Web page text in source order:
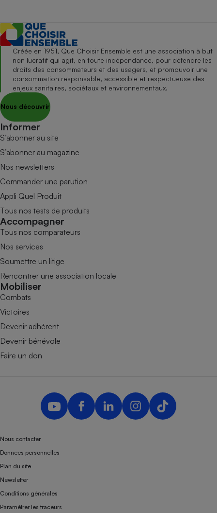
Créée en 1951, Que Choisir Ensemble est une association à but
non lucratif qui agit, en toute indépendance, pour défendre les
droits des consommateurs et des usagers, et promouvoir une
consommation responsable, accessible et respectueuse des
enjeux sanitaires, sociétaux et environnementaux.
Nous découvrir
Informer
S’abonner au site
S’abonner au magazine
Nos newsletters
Commander une parution
Appli Quel Produit
Tous nos tests de produits
Accompagner
Tous nos comparateurs
Nos services
Soumettre un litige
Rencontrer une association locale
Mobiliser
Combats
Victoires
Devenir adhérent
Devenir bénévole
Faire un don
Nous contacter
Données personnelles
Plan du site
Newsletter
Conditions générales
Paramétrer les traceurs